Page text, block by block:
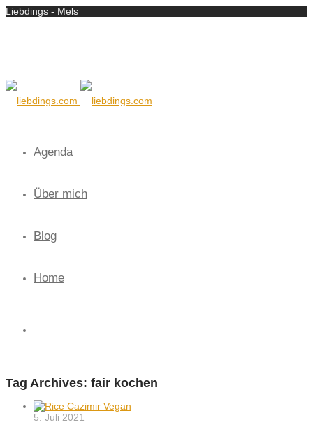
Liebdings - Mels
Agenda
Über mich
Blog
Home
Tag Archives: fair kochen
5. Juli 2021